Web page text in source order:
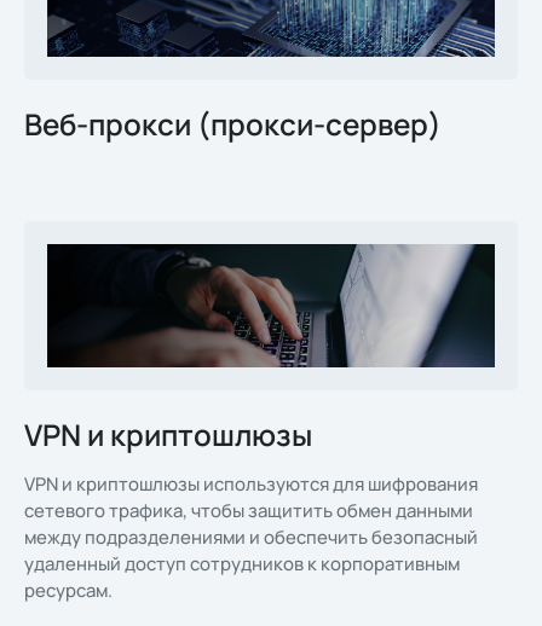
Веб-прокси (прокси-сервер)
VPN и криптошлюзы
VPN и криптошлюзы используются для шифрования
сетевого трафика, чтобы защитить обмен данными
между подразделениями и обеспечить безопасный
удаленный доступ сотрудников к корпоративным
ресурсам.